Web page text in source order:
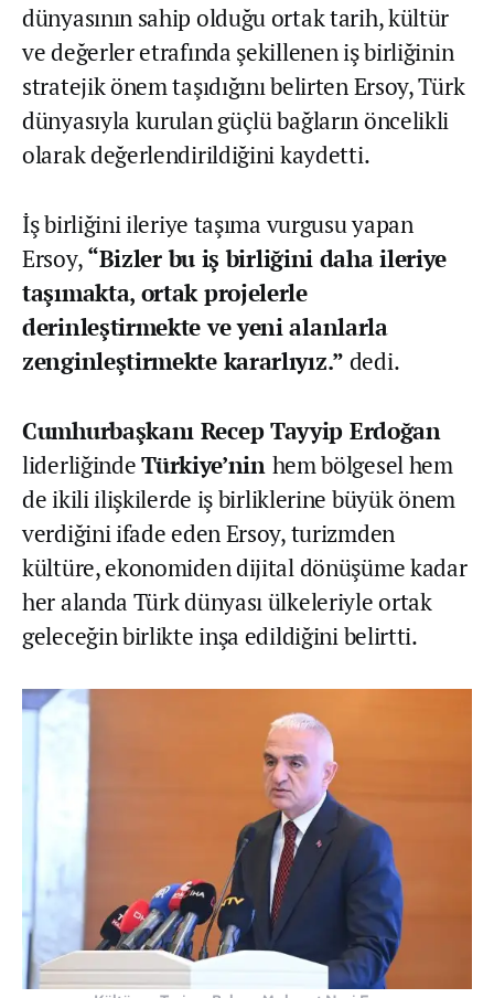
dünyasının sahip olduğu ortak tarih, kültür
ve değerler etrafında şekillenen iş birliğinin
stratejik önem taşıdığını belirten Ersoy, Türk
dünyasıyla kurulan güçlü bağların öncelikli
olarak değerlendirildiğini kaydetti.
İş birliğini ileriye taşıma vurgusu yapan
Ersoy,“Bizler bu iş birliğini daha ileriye
taşımakta, ortak projelerle
derinleştirmekte ve yeni alanlarla
zenginleştirmekte kararlıyız.” dedi.
Cumhurbaşkanı Recep Tayyip Erdoğan
liderliğindeTürkiye’nin hem bölgesel hem
de ikili ilişkilerde iş birliklerine büyük önem
verdiğini ifade eden Ersoy, turizmden
kültüre, ekonomiden dijital dönüşüme kadar
her alanda Türk dünyası ülkeleriyle ortak
geleceğin birlikte inşa edildiğini belirtti.